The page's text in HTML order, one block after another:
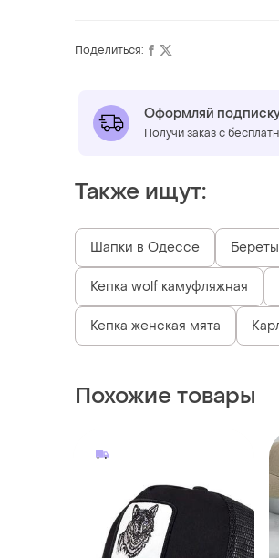
Поделиться:
Оформляй
Получи заказ с
Также ищут:
Шапки в Одессе
Кепка wolf камуфляжная
Кепка женская мята
Похожие товары